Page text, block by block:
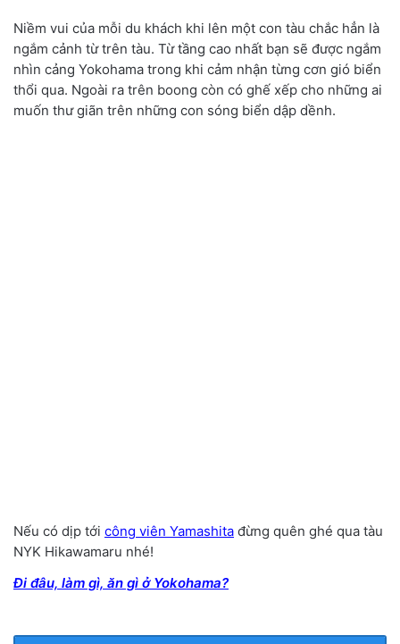
Niềm vui của mỗi du khách khi lên một con tàu chắc hẳn là
ngắm cảnh từ trên tàu. Từ tầng cao nhất bạn sẽ được ngắm
nhìn cảng Yokohama trong khi cảm nhận từng cơn gió biển
thổi qua. Ngoài ra trên boong còn có ghế xếp cho những ai
muốn thư giãn trên những con sóng biển dập dềnh.
Nếu có dịp tới công viên Yamashita đừng quên ghé qua tàu
NYK Hikawamaru nhé!
Đi đâu, làm gì, ăn gì ở Yokohama?